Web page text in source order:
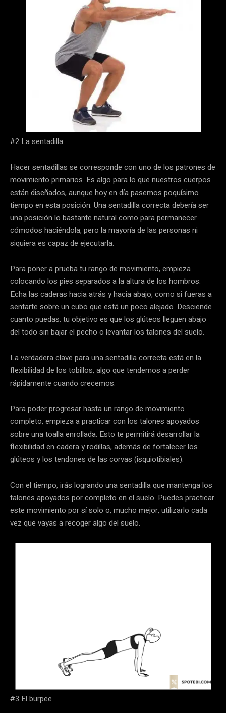
#2 La sentadilla
Hacer sentadillas se corresponde con uno de los patrones de
movimiento primarios. Es algo para lo que nuestros cuerpos
están diseñados, aunque hoy en día pasemos poquísimo
tiempo en esta posición. Una sentadilla correcta debería ser
una posición lo bastante natural como para permanecer
cómodos haciéndola, pero la mayoría de las personas ni
siquiera es capaz de ejecutarla.
Para poner a prueba tu rango de movimiento, empieza
colocando los pies separados a la altura de los hombros.
Echa las caderas hacia atrás y hacia abajo, como si fueras a
sentarte sobre un cubo que está un poco alejado. Desciende
cuanto puedas: tu objetivo es que los glúteos lleguen abajo
del todo sin bajar el pecho o levantar los talones del suelo.
La verdadera clave para una sentadilla correcta está en la
flexibilidad de los tobillos, algo que tendemos a perder
rápidamente cuando crecemos.
Para poder progresar hasta un rango de movimiento
completo, empieza a practicar con los talones apoyados
sobre una toalla enrollada. Esto te permitirá desarrollar la
flexibilidad en cadera y rodillas, además de fortalecer los
glúteos y los tendones de las corvas (isquiotibiales).
Con el tiempo, irás logrando una sentadilla que mantenga los
talones apoyados por completo en el suelo. Puedes practicar
este movimiento por sí solo o, mucho mejor, utilizarlo cada
vez que vayas a recoger algo del suelo.
#3 El burpee